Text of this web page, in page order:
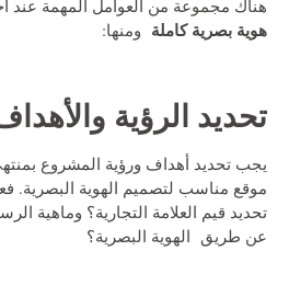
هناك مجموعة من العوامل المهمة عند
هوية بصرية كاملة ومنها:
تحديد الرؤية
يجب تحديد أهداف ورؤية المشروع
موقع مناسب لتصميم الهوية البصرية.
تحديد قيم العلامة التجارية؟ وماهية
عن طريق الهوية البصرية؟